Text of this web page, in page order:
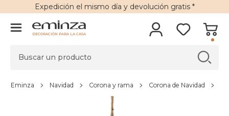
Expedición el mismo día y devolución gratis*
DECORACIÓN PARA LA CASA
Eminza Navidad Corona y rama Corona de Navidad